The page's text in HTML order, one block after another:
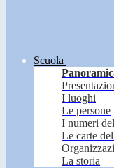
Scuola
I luoghi
Le persone
I numeri
Le carte
La storia